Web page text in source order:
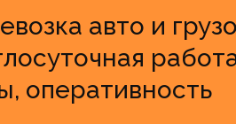
авто и
оперативность